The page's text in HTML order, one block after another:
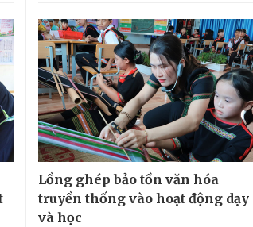
Lồng ghép bảo tồn văn hóa
truyền thống vào hoạt động dạy
và học